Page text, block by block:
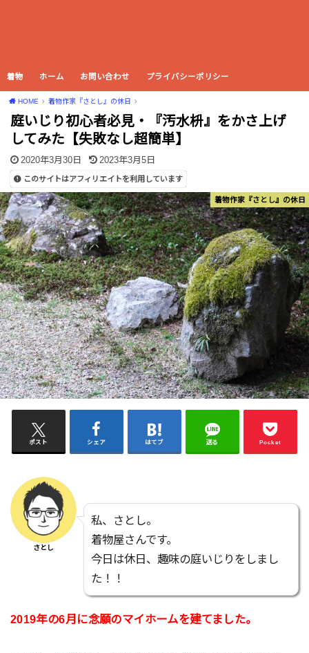
着物 ホーム お問い合わせ プライバシーポリシー
HOME 着物作家『さとし』の休日
庭いじり初心者必見・『汚水枡』をかさ上げ
してみた【失敗なし超簡単】
2020年3月30日 2023年3月5日
このサイトはアフィリエイトを利用しています
着物作家『さとし』の休日
ポスト シェア はてブ 送る Pocket
さとし
私、さとし。
着物屋さんです。
今日は休日、趣味の庭いじりをしまし
た！！
2019年の6月に念願のマイホームを建てました。